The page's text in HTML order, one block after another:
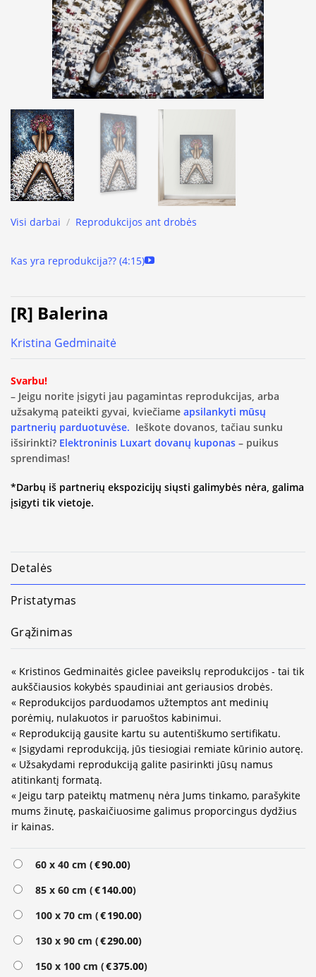
Visi darbai / Reprodukcijos ant drobės
Kas yra reprodukcija?? (4:15)
[R] Balerina
Kristina Gedminaitė
Svarbu!
– Jeigu norite įsigyti jau pagamintas reprodukcijas, arba
užsakymą pateikti gyvai, kviečiame apsilankyti mūsų
partnerių parduotuvėse. Ieškote dovanos, tačiau sunku
išsirinkti? Elektroninis Luxart dovanų kuponas – puikus
sprendimas!
*Darbų iš partnerių ekspozicijų siųsti galimybės nėra, galima
įsigyti tik vietoje.
Detalės
Pristatymas
Grąžinimas
« Kristinos Gedminaitės giclee paveikslų reprodukcijos - tai tik
aukščiausios kokybės spaudiniai ant geriausios drobės.
« Reprodukcijos parduodamos užtemptos ant medinių
porėmių, nulakuotos ir paruoštos kabinimui.
« Reprodukciją gausite kartu su autentiškumo sertifikatu.
« Įsigydami reprodukciją, jūs tiesiogiai remiate kūrinio autorę.
« Užsakydami reprodukciją galite pasirinkti jūsų namus
atitinkantį formatą.
« Jeigu tarp pateiktų matmenų nėra Jums tinkamo, parašykite
mums žinutę, paskaičiuosime galimus proporcingus dydžius
ir kainas.
60 x 40 cm (€90.00)
85 x 60 cm (€140.00)
100 x 70 cm (€190.00)
130 x 90 cm (€290.00)
150 x 100 cm (€375.00)
Alternative: